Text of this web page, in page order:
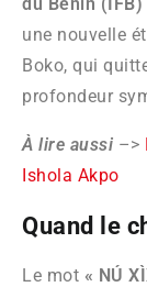
une nouvelle
Boko, qui
profondeur
À lire aussi –>
Ishola Akpo
Quand le
Le mot « NÚ